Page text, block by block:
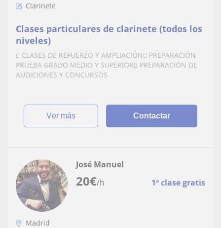
Clarinete
Clases particulares de clarinete (todos los
niveles)
 CLASES DE REFUERZO Y AMPLIACIÓN PREPARACIÓN
PRUEBA GRADO MEDIO Y SUPERIOR PREPARACIÓN DE
AUDICIONES Y CONCURSOS
ver más Contactar
20€/h 1ª clase gratis
José Manuel
Madrid